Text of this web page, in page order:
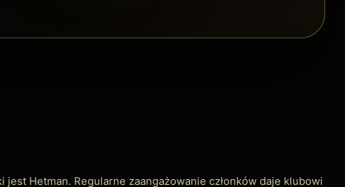
Hetman. Regularne zaangażowanie członków daje klubowi